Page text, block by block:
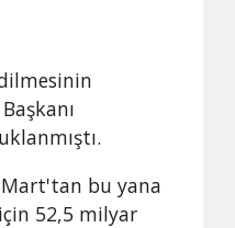
bu yana
52,5 milyar